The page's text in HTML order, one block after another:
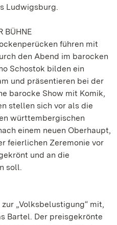
Ludwigsburg.
BÜHNE
führen mit
den Abend im barocken
Schostok bilden ein
und präsentieren bei der
barocke Show mit Komik,
stellen sich vor als die
württembergischen
einem neuen Oberhaupt,
feierlichen Zeremonie vor
und an die
soll.
„Volksbelustigung“ mit,
Bartel. Der preisgekrönte